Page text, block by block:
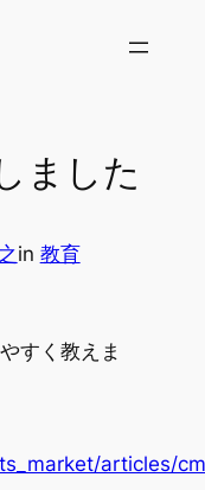
ました
in 教育
すく教えま
articles/